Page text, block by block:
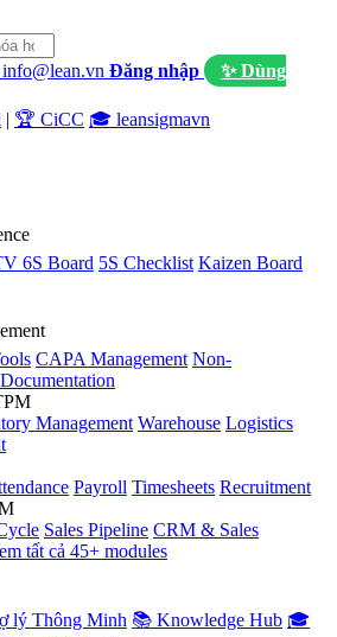
info@lean.vn Đăng nhập
✨ Dùng
| 🏆 CiCC 🎓 leansigmavn
6S Board 5S Checklist Kaizen Board
CAPA Management Non-
Management Warehouse Logistics
Payroll Timesheets Recruitment
Sales Pipeline CRM & Sales
tất cả 45+ modules
lý Thông Minh 📚 Knowledge Hub 🎓